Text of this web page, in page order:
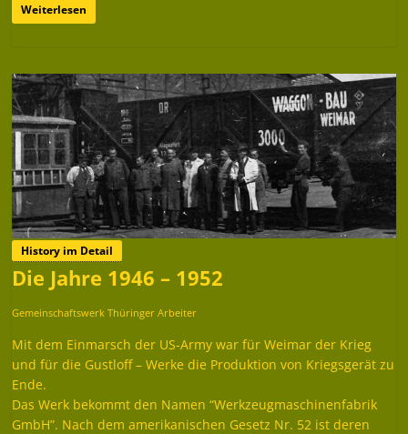
Weiterlesen
History im Detail
Die Jahre 1946 – 1952
Gemeinschaftswerk Thüringer Arbeiter
Mit dem Einmarsch der US-Army war für Weimar der Krieg
und für die Gustloff – Werke die Produktion von Kriegsgerät zu
Ende.
Das Werk bekommt den Namen “Werkzeugmaschinenfabrik
GmbH”. Nach dem amerikanischen Gesetz Nr. 52 ist deren